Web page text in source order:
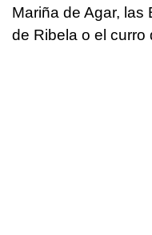
Mariña de Agar, las
de Ribela o el curro